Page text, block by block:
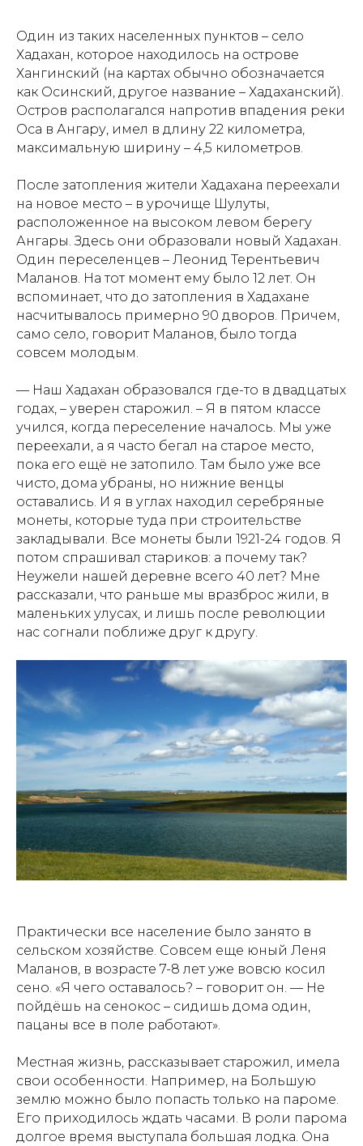
Один из таких населенных пунктов – село
Хадахан, которое находилось на острове
Хангинский (на картах обычно обозначается
как Осинский, другое название – Хадаханский).
Остров располагался напротив впадения реки
Оса в Ангару, имел в длину 22 километра,
максимальную ширину – 4,5 километров.
После затопления жители Хадахана переехали
на новое место – в урочище Шулуты,
расположенное на высоком левом берегу
Ангары. Здесь они образовали новый Хадахан.
Один переселенцев – Леонид Терентьевич
Маланов. На тот момент ему было 12 лет. Он
вспоминает, что до затопления в Хадахане
насчитывалось примерно 90 дворов. Причем,
само село, говорит Маланов, было тогда
совсем молодым.
— Наш Хадахан образовался где-то в двадцатых
годах, – уверен старожил. – Я в пятом классе
учился, когда переселение началось. Мы уже
переехали, а я часто бегал на старое место,
пока его ещё не затопило. Там было уже все
чисто, дома убраны, но нижние венцы
оставались. И я в углах находил серебряные
монеты, которые туда при строительстве
закладывали. Все монеты были 1921-24 годов. Я
потом спрашивал стариков: а почему так?
Неужели нашей деревне всего 40 лет? Мне
рассказали, что раньше мы вразброс жили, в
маленьких улусах, и лишь после революции
нас согнали поближе друг к другу.
Практически все население было занято в
сельском хозяйстве. Совсем еще юный Леня
Маланов, в возрасте 7-8 лет уже вовсю косил
сено. «Я чего оставалось? – говорит он. — Не
пойдёшь на сенокос – сидишь дома один,
пацаны все в поле работают».
Местная жизнь, рассказывает старожил, имела
свои особенности. Например, на Большую
землю можно было попасть только на пароме.
Его приходилось ждать часами. В роли парома
долгое время выступала большая лодка. Она